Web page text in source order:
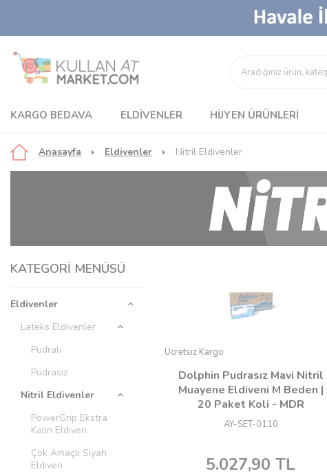
KARGO BEDAVA ELDIVENLER HIJYEN ÜRÜNLERI
Anasayfa Eldivenler Nitril Eldivenler
KATEGORI MENÜSÜ
Eldivenler
Lateks Eldivenler
Pudralı
Pudrasız
Nitril Eldivenler
PowerGrip Ekstra
Kalın Eldiven
Çok Amaçlı Siyah
Eldiven
Ücretsiz Kargo
Dolphin Pudrasız Mavi Nitril
Muayene Eldiveni M Beden |
20 Paket Koli - MDR
AY-SET-0110
5.027,90 TL